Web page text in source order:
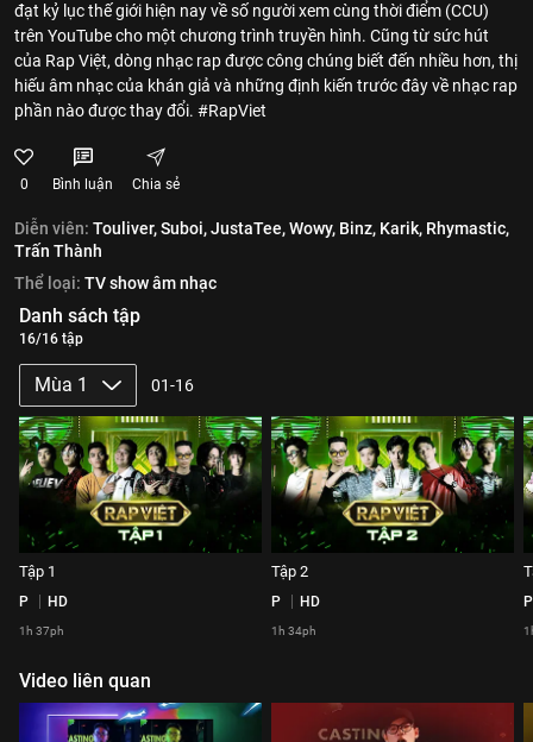
đạt kỷ lục thế giới hiện nay về số người xem cùng thời điểm (CCU)
trên YouTube cho một chương trình truyền hình. Cũng từ sức hút
của Rap Việt, dòng nhạc rap được công chúng biết đến nhiều hơn, thị
hiếu âm nhạc của khán giả và những định kiến trước đây về nhạc rap
phần nào được thay đổi. #RapViet
0 Bình luận Chia sẻ
Diễn viên: Touliver,Suboi,JustaTee,Wowy, Binz, Karik, Rhymastic,
Trấn Thành
Thể loại: TV show âm nhạc
Danh sách tập
16/16 tập
Mùa 1 01-16
Tập 1
P HD
1h 37ph
Tập 2
P HD
1h 34ph
P
Video liên quan